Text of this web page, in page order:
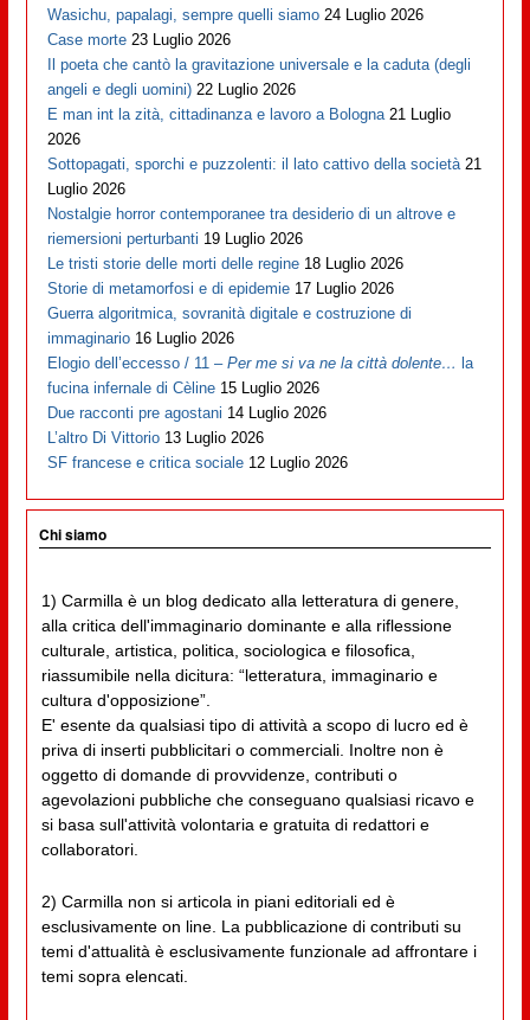
Wasichu, papalagi, sempre quelli siamo 24 Luglio 2026
Case morte 23 Luglio 2026
Il poeta che cantò la gravitazione universale e la caduta (degli
angeli e degli uomini) 22 Luglio 2026
E man int la zità, cittadinanza e lavoro a Bologna 21 Luglio
2026
Sottopagati, sporchi e puzzolenti: il lato cattivo della società 21
Luglio 2026
Nostalgie horror contemporanee tra desiderio di un altrove e
riemersioni perturbanti 19 Luglio 2026
Le tristi storie delle morti delle regine 18 Luglio 2026
Storie di metamorfosi e di epidemie 17 Luglio 2026
Guerra algoritmica, sovranità digitale e costruzione di
immaginario 16 Luglio 2026
Elogio dell’eccesso / 11 –Per me si va ne la città dolente… la
fucina infernale di Cèline 15 Luglio 2026
Due racconti pre agostani 14 Luglio 2026
L’altro Di Vittorio 13 Luglio 2026
SF francese e critica sociale 12 Luglio 2026
Chi siamo
1) Carmilla è un blog dedicato alla letteratura di genere,
alla critica dell'immaginario dominante e alla riflessione
culturale, artistica, politica, sociologica e filosofica,
riassumibile nella dicitura: “letteratura, immaginario e
cultura d'opposizione”.
E' esente da qualsiasi tipo di attività a scopo di lucro ed è
priva di inserti pubblicitari o commerciali. Inoltre non è
oggetto di domande di provvidenze, contributi o
agevolazioni pubbliche che conseguano qualsiasi ricavo e
si basa sull'attività volontaria e gratuita di redattori e
collaboratori.
2) Carmilla non si articola in piani editoriali ed è
esclusivamente on line. La pubblicazione di contributi su
temi d'attualità è esclusivamente funzionale ad affrontare i
temi sopra elencati.